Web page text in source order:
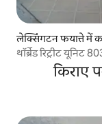
लेक्सिंगटन फयात्ते में
थॉर्ब्रेड रिट्रीट यूनिट
किराए